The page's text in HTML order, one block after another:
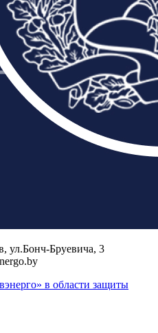
ул.Бонч-Бруевича, 3
в области защиты